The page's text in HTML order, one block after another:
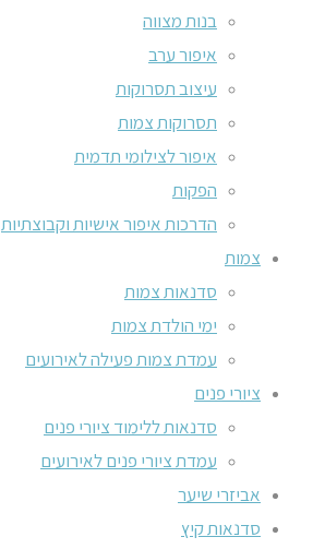
בנות מצווה
איפור ערב
עיצוב תסרוקות
תסרוקות צמות
איפור לצילומי תדמית
הפקות
הדרכות איפור אישיות וקבוצתיות
צמות
סדנאות צמות
ימי הולדת צמות
עמדת צמות פעילה לאירועים
ציורי פנים
סדנאות ללימוד ציורי פנים
עמדת ציורי פנים לאירועים
אביזרי שיער
סדנאות קיץ